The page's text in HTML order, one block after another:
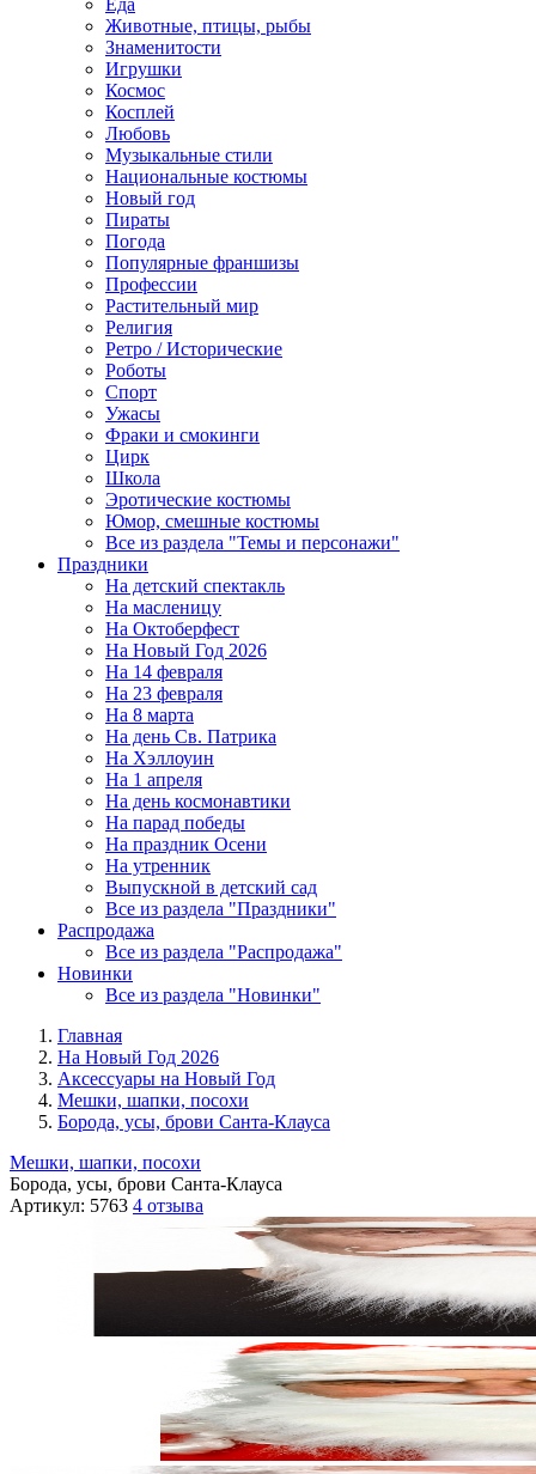
Еда
Животные, птицы, рыбы
Знаменитости
Игрушки
Космос
Косплей
Любовь
Музыкальные стили
Национальные костюмы
Новый год
Пираты
Погода
Популярные франшизы
Профессии
Растительный мир
Религия
Ретро / Исторические
Роботы
Спорт
Ужасы
Фраки и смокинги
Цирк
Школа
Эротические костюмы
Юмор, смешные костюмы
Все из раздела "Темы и персонажи"
Праздники
На детский спектакль
На масленицу
На Октоберфест
На Новый Год 2026
На 14 февраля
На 23 февраля
На 8 марта
На день Св. Патрика
На Хэллоуин
На 1 апреля
На день космонавтики
На парад победы
На праздник Осени
На утренник
Выпускной в детский сад
Все из раздела "Праздники"
Распродажа
Все из раздела "Распродажа"
Новинки
Все из раздела "Новинки"
Главная
На Новый Год 2026
Аксессуары на Новый Год
Мешки, шапки, посохи
Борода, усы, брови Санта-Клауса
Мешки, шапки, посохи
Борода, усы, брови Санта-Клауса
Артикул: 5763 4 отзыва